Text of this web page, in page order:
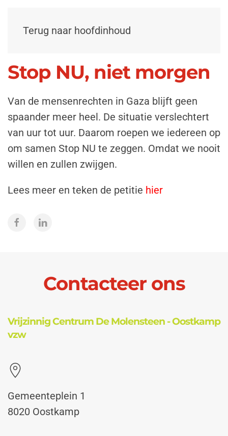
Terug naar hoofdinhoud
Stop NU, niet morgen
Van de mensenrechten in Gaza blijft geen
spaander meer heel. De situatie verslechtert
van uur tot uur. Daarom roepen we iedereen op
om samen Stop NU te zeggen. Omdat we nooit
willen en zullen zwijgen.
Lees meer en teken de petitie hier
Contacteer ons
Vrijzinnig Centrum De Molensteen - Oostkamp
vzw
Gemeenteplein 1
8020 Oostkamp